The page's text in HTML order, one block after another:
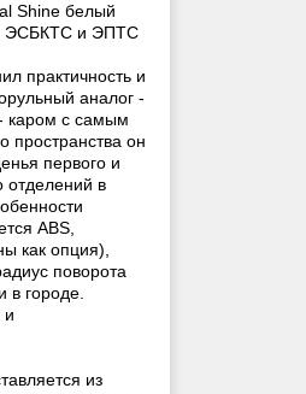
Shine белый
ЭСБКТС и ЭПТС
практичность и
аналог -
каром с самым
пространства он
первого и
отделений в
ABS,
как опция),
поворота
в городе.
и
из